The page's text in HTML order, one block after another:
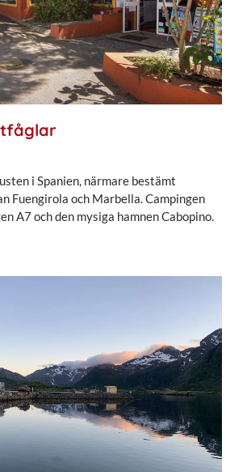
i Spanien, närmare bestämt
Fuengirola och Marbella. Campingen
A7 och den mysiga hamnen Cabopino.